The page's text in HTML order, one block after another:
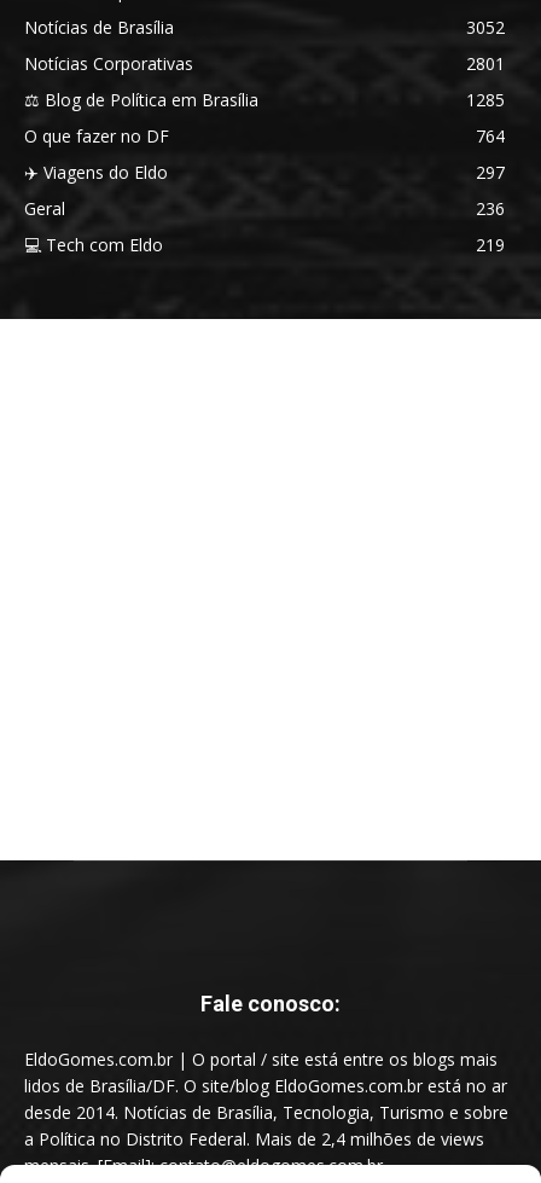
Notícias de Brasília
3052
Notícias Corporativas
2801
⚖️ Blog de Política em Brasília
1285
O que fazer no DF
764
✈️ Viagens do Eldo
297
Geral
236
💻 Tech com Eldo
219
Fale conosco:
EldoGomes.com.br | O portal / site está entre os blogs mais
lidos de Brasília/DF. O site/blog EldoGomes.com.br está no ar
desde 2014. Notícias de Brasília, Tecnologia, Turismo e sobre
a Política no Distrito Federal. Mais de 2,4 milhões de views
mensais. [Email]: contato@eldogomes.com.br